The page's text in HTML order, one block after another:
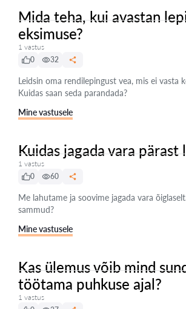
Mida teha, kui avastan
eksimuse?
1 vastus
0
32
Leidsin oma rendilepingust vea, mis ei vasta
Kuidas saan seda parandada?
Mine vastusele
Kuidas jagada vara pärast
1 vastus
0
60
Me lahutame ja soovime jagada vara
sammud?
Mine vastusele
Kas ülemus võib mind
töötama puhkuse ajal?
1 vastus